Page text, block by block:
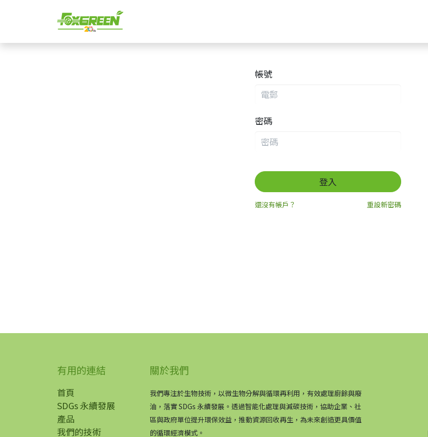
帳號
密碼
登入
還沒有帳戶？ 重設新密碼
有用的連結
首頁
SDGs 永續發展
產品
我們的技術
關於我們
我們專注於生物技術，以微生物分解與循環再利用，有效處理廚餘與廢
油，落實 SDGs 永續發展。透過智能化處理與減碳技術，協助企業、社
區與政府單位提升環保效益，推動資源回收再生，為未來創造更具價值
的循環經濟模式。